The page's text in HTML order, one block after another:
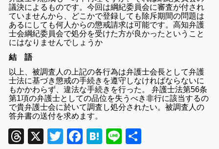
議決によるものです。今回は綱紀委員会に審査が付され
ていませんから、どこかで登録しても除斥期間の問題は
あるにしても何人からの懲戒請求は可能です。高知弁護
士会綱紀委員会で処分を受けた方が良かったということ
にはなりませんでしょうか
結 語
以上、被調査人の上記の各行為は弁護士会長として弁護
士法に基づき懲戒の手続きを遵守しなければならないに
もかかわらず、違法な手続きを行った。 弁護士法第56条
第1項の弁護士としての品位を失うべき非行に該当するの
で貴弁護士会に於いて調査し処分されたい。被調査人の
答弁書の送付を求めます。
Threads
X TwitterFacebook
Hatena
Line